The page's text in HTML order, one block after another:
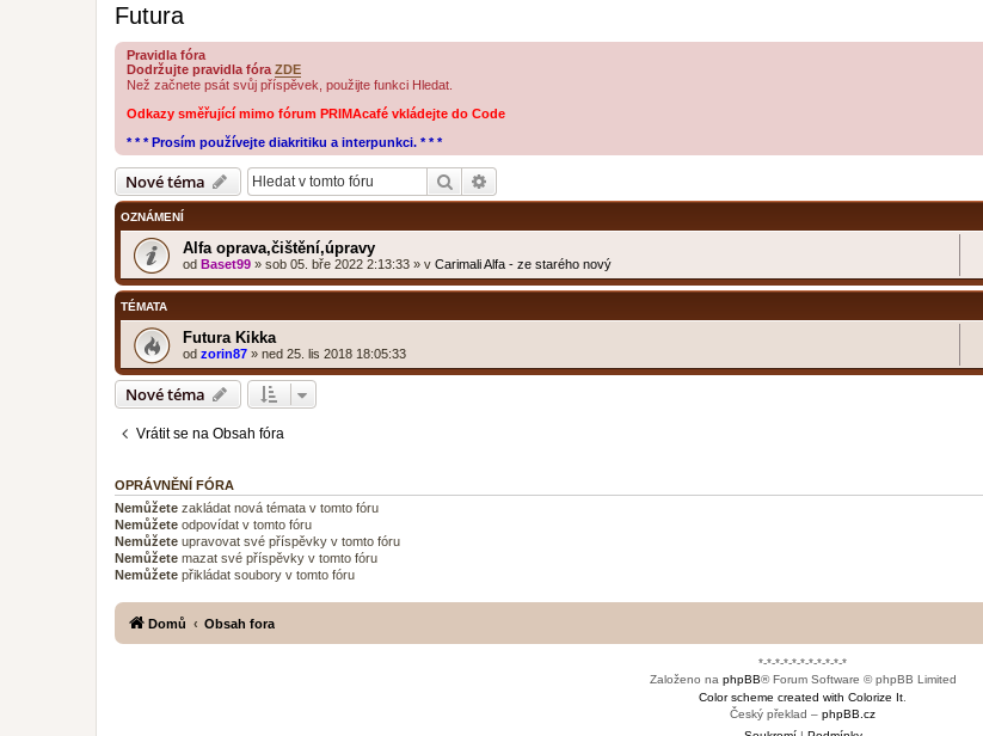
Futura
Pravidla fóra
Dodržujte pravidla fóra ZDE
Než začnete psát svůj příspěvek, použijte funkci Hledat.
Odkazy směřující mimo fórum PRIMAcafé vkládejte do Code
* * * Prosím používejte diakritiku a interpunkci. * * *
Nové téma Hledat
OZNÁMENÍ
Alfa oprava,čištění,úpravy
od Baset99 » sob 05. bře 2022 2:13:33 » v Carimali Alfa - ze starého nový
TÉMATA
Futura Kikka
od zorin87 » ned 25. lis 2018 18:05:33
Nové téma
Vrátit se na Obsah fóra
OPRÁVNĚNÍ FÓRA
Nemůžete zakládat nová témata v tomto fóru
Nemůžete odpovídat v tomto fóru
Nemůžete upravovat své příspěvky v tomto fóru
Nemůžete mazat své příspěvky v tomto fóru
Nemůžete přikládat soubory v tomto fóru
Domů Obsah fora
*-*-*-*-*-*-*-*-*-*-*
Založeno na phpBB® Forum Software © phpBB Limited
Color scheme created with Colorize It.
Český překlad – phpBB.cz